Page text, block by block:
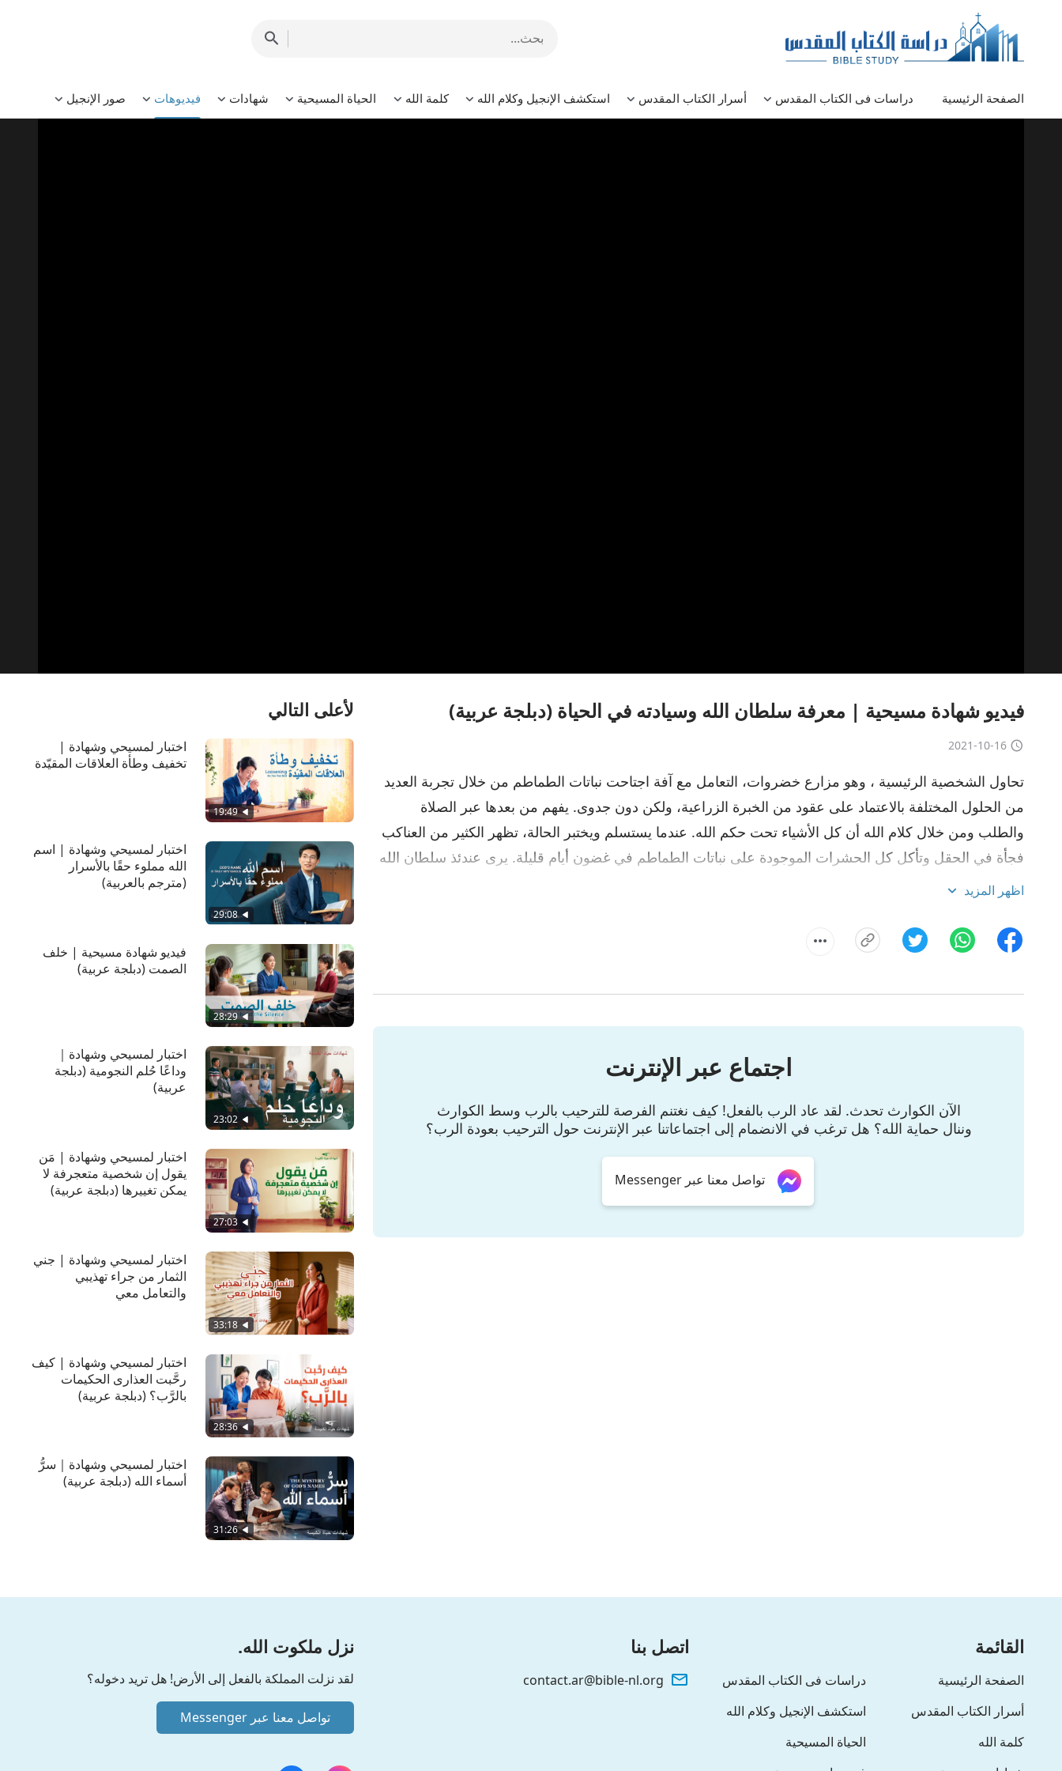
الصفحة الرئيسية دراسات فى الكتاب المقدس أسرار الكتاب المقدس استكشف الإنجيل وكلام الله كلمة الله الحياة المسيحية شهادات فيديوهات صور الإنجيل
فيديو شهادة مسيحية | معرفة سلطان الله وسيادته في الحياة (دبلجة عربية)
2021-10-16
تحاول الشخصية الرئيسية ، وهو مزارع خضروات، التعامل مع آفة اجتاحت نباتات الطماطم من خلال تجربة العديد
من الحلول المختلفة بالاعتماد على عقود من الخبرة الزراعية، ولكن دون جدوى. يفهم من بعدها عبر الصلاة
والطلب ومن خلال كلام الله أن كل الأشياء تحت حكم الله. عندما يستسلم ويختبر الحالة، تظهر الكثير من العناكب
فجأة في الحقل وتأكل كل الحشرات الموجودة على نباتات الطماطم في غضون أيام قليلة. يرى عندئذ سلطان الله
بطريقة عملية ويزداد إيمانه بالله. كيف يتعامل، بعد بضعة أشهر، مع ظهور يرقات العث على بقعة زرعها بالقطيفة؟
وسيادته في الحياة.
اظهر المزيد
اجتماع عبر الإنترنت
الآن الكوارث تحدث. لقد عاد الرب بالفعل! كيف نغتنم الفرصة للترحيب بالرب وسط الكوارث
وننال حماية الله؟ هل ترغب في الانضمام إلى اجتماعاتنا عبر الإنترنت حول الترحيب بعودة الرب؟
تواصل معنا عبر Messenger
لأعلى التالي
19:49
اختبار لمسيحي وشهادة |
تخفيف وطأة العلاقات المقيّدة
29:08
اختبار لمسيحي وشهادة | اسم
الله مملوء حقًا بالأسرار
(مترجم بالعربية)
28:29
فيديو شهادة مسيحية | خلف
الصمت (دبلجة عربية)
23:02
اختبار لمسيحي وشهادة｜
وداعًا حُلم النجومية (دبلجة
عربية)
27:03
اختبار لمسيحي وشهادة | مَن
يقول إن شخصية متعجرفة لا
يمكن تغييرها (دبلجة عربية)
33:18
اختبار لمسيحي وشهادة | جني
الثمار من جراء تهذيبي
والتعامل معي
28:36
اختبار لمسيحي وشهادة | كيف
رحَّبت العذارى الحكيمات
بالرَّب؟ (دبلجة عربية)
31:26
اختبار لمسيحي وشهادة｜سرُّ
أسماء الله (دبلجة عربية)
القائمة
الصفحة الرئيسية
دراسات فى الكتاب المقدس
أسرار الكتاب المقدس
استكشف الإنجيل وكلام الله
كلمة الله
الحياة المسيحية
اتصل بنا
contact.ar@bible-nl.org
نزل ملكوت الله.
لقد نزلت المملكة بالفعل إلى الأرض! هل تريد دخوله؟
تواصل معنا عبر Messenger